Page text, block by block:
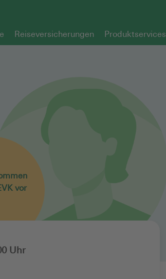
Reiseversicherungen Produktservices
vor
Uhr